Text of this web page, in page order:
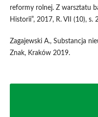
reformy rolnej. Z warsztatu
Historii”, 2017, R. VII (10), s.
Zagajewski A., Substancja
Znak, Kraków 2019.